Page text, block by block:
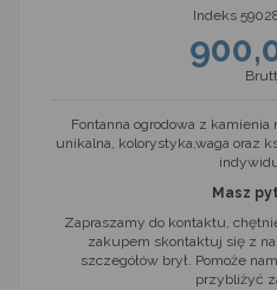
Indeks
Fontanna ogrodowa z kamienia
unikalna, kolorystyka,waga oraz
Masz
Zapraszamy do kontaktu,
zakupem skontaktuj się z
szczegółów brył. Pomoże
przybliżyć